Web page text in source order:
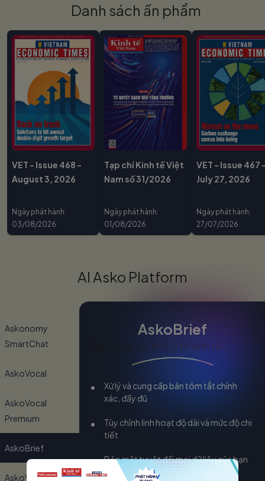
Danh sách ấn phẩm
VET - Issue 468 -
August 3, 2026
Ngày phát hành:
03/08/2026
Tạp chí Kinh tế Việt
Nam số 31/2026
Ngày phát hành:
01/08/2026
VET - Issue 467
July 27, 2026
Ngày phát hành:
27/07/2026
AI Asko Platform
Askonomy
SmartChat
AskoVocal
AskoVocal
Premium
AskoBrief
AskoVerse
AskoBrief
Trợ lý tóm tắt thông tin kinh tế
Xử lý và cung cấp bản tóm tắt chính
xác, đầy đủ
Tùy chỉnh linh hoạt độ dài và mức độ chi
tiết
Bảo mật tuyệt đối mọi dữ liệu của bạn